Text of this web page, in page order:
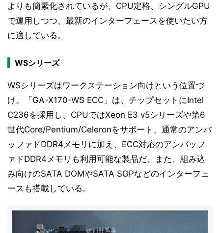
よりも簡素化されているが、CPU定格、シングルGPU
で運用しつつ、最新のインターフェースを使いたい方
に適している。
WSシリーズ
WSシリーズはワークステーション向けという位置づ
け。「GA-X170-WS ECC」は、チップセットにIntel
C236を採用し、CPUではXeon E3 v5シリーズや第6
世代Core/Pentium/Celeronをサポート、通常のアンバ
ッファドDDR4メモリに加え、ECC対応のアンバッフ
ァドDDR4メモリも利用可能な製品だ。また、組み込
み向けのSATA DOMやSATA SGPなどのインターフェ
ースも搭載している。